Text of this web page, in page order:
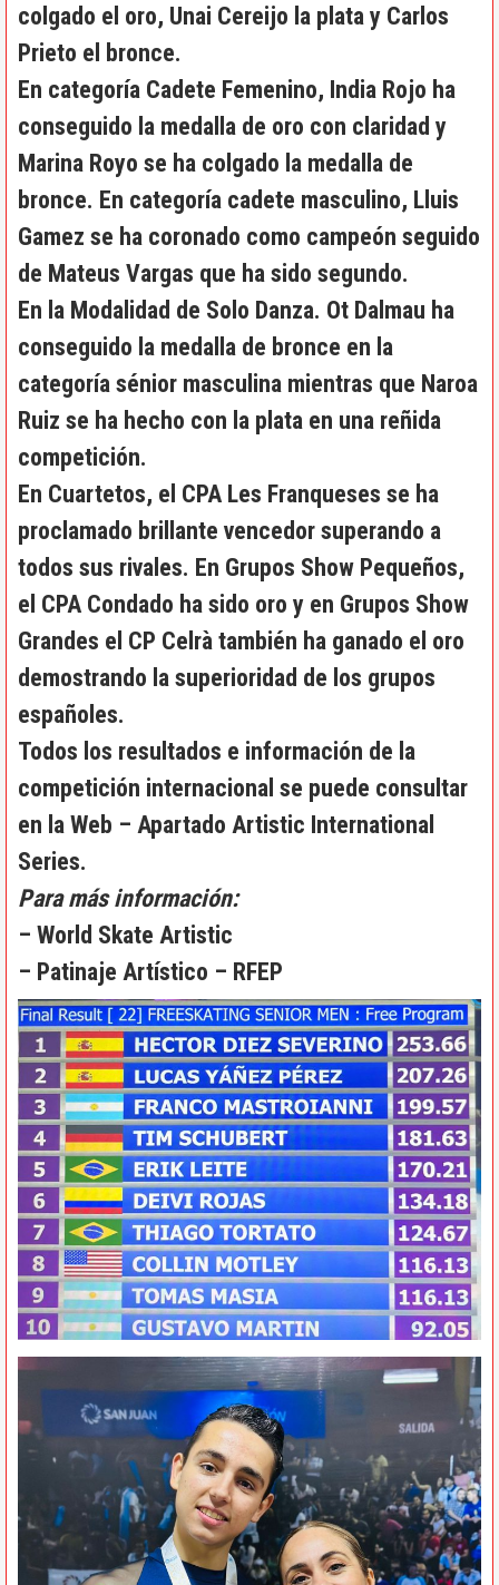
colgado el oro, Unai Cereijo la plata y Carlos
Prieto el bronce.
En categoría Cadete Femenino, India Rojo ha
conseguido la medalla de oro con claridad y
Marina Royo se ha colgado la medalla de
bronce. En categoría cadete masculino, Lluis
Gamez se ha coronado como campeón seguido
de Mateus Vargas que ha sido segundo.
En la Modalidad de Solo Danza. Ot Dalmau ha
conseguido la medalla de bronce en la
categoría sénior masculina mientras que Naroa
Ruiz se ha hecho con la plata en una reñida
competición.
En Cuartetos, el CPA Les Franqueses se ha
proclamado brillante vencedor superando a
todos sus rivales. En Grupos Show Pequeños,
el CPA Condado ha sido oro y en Grupos Show
Grandes el CP Celrà también ha ganado el oro
demostrando la superioridad de los grupos
españoles.
Todos los resultados e información de la
competición internacional se puede consultar
en la Web – Apartado Artistic International
Series.
Para más información:
– World Skate Artistic
– Patinaje Artístico – RFEP